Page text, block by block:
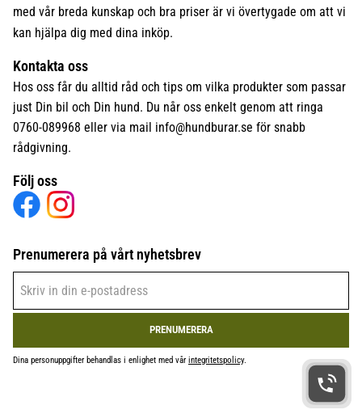
med vår breda kunskap och bra priser är vi övertygade om att vi
kan hjälpa dig med dina inköp.
Kontakta oss
Hos oss får du alltid råd och tips om vilka produkter som passar
just Din bil och Din hund. Du når oss enkelt genom att ringa
0760-089968 eller via mail info@hundburar.se för snabb
rådgivning.
Följ oss
Prenumerera på vårt nyhetsbrev
PRENUMERERA
Dina personuppgifter behandlas i enlighet med vårintegritetspolicy.